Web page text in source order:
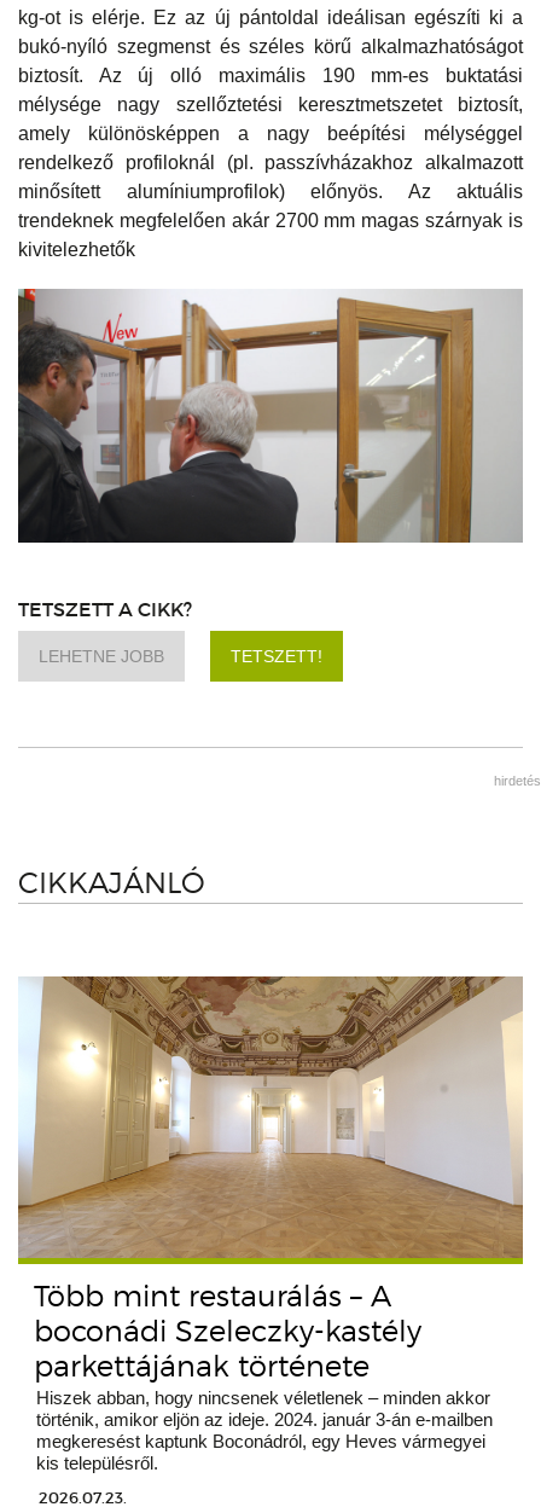
kg-ot is elérje. Ez az új pántoldal ideálisan egészíti ki a
bukó-nyíló szegmenst és széles körű alkalmazhatóságot
biztosít. Az új olló maximális 190 mm-es buktatási
mélysége nagy szellőztetési keresztmetszetet biztosít,
amely különösképpen a nagy beépítési mélységgel
rendelkező profiloknál (pl. passzívházakhoz alkalmazott
minősített alumíniumprofilok) előnyös. Az aktuális
trendeknek megfelelően akár 2700 mm magas szárnyak is
kivitelezhetők
TETSZETT A CIKK?
LEHETNE JOBB TETSZETT!
hirdetés
CIKKAJÁNLÓ
Több mint restaurálás – A
boconádi Szeleczky-kastély
parkettájának története
Hiszek abban, hogy nincsenek véletlenek – minden akkor
történik, amikor eljön az ideje. 2024. január 3-án e-mailben
megkeresést kaptunk Boconádról, egy Heves vármegyei
kis településről.
2026.07.23.